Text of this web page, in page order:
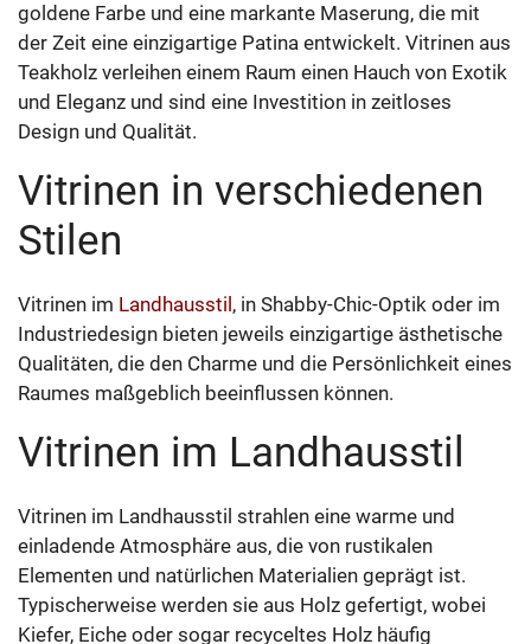
goldene Farbe und eine markante Maserung, die mit
der Zeit eine einzigartige Patina entwickelt. Vitrinen aus
Teakholz verleihen einem Raum einen Hauch von Exotik
und Eleganz und sind eine Investition in zeitloses
Design und Qualität.
Vitrinen in verschiedenen
Stilen
Vitrinen im Landhausstil , in Shabby-Chic-Optik oder im
Industriedesign bieten jeweils einzigartige ästhetische
Qualitäten, die den Charme und die Persönlichkeit eines
Raumes maßgeblich beeinflussen können.
Vitrinen im Landhausstil
Vitrinen im Landhausstil strahlen eine warme und
einladende Atmosphäre aus, die von rustikalen
Elementen und natürlichen Materialien geprägt ist.
Typischerweise werden sie aus Holz gefertigt, wobei
Kiefer, Eiche oder sogar recyceltes Holz häufig